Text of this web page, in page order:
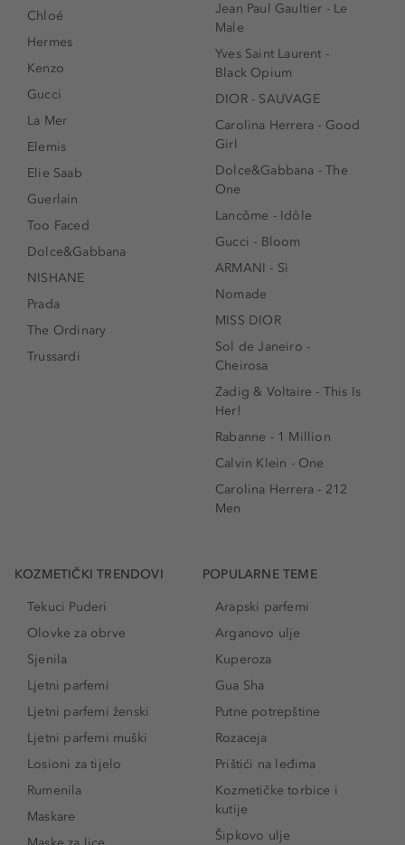
Chloé
Hermes
Kenzo
Gucci
La Mer
Elemis
Elie Saab
Guerlain
Too Faced
Dolce&Gabbana
NISHANE
Prada
The Ordinary
Trussardi
Jean Paul Gaultier - Le
Male
Yves Saint Laurent -
Black Opium
DIOR - SAUVAGE
Carolina Herrera - Good
Girl
Dolce&Gabbana - The
One
Lancôme - Idôle
Gucci - Bloom
ARMANI - Sì
Nomade
MISS DIOR
Sol de Janeiro -
Cheirosa
Zadig & Voltaire - This Is
Her!
Rabanne - 1 Million
Calvin Klein - One
Carolina Herrera - 212
Men
KOZMETIČKI TRENDOVI
Tekuci Puderi
Olovke za obrve
Sjenila
Ljetni parfemi
Ljetni parfemi ženski
Ljetni parfemi muški
Losioni za tijelo
Rumenila
Maskare
POPULARNE TEME
Arapski parfemi
Arganovo ulje
Kuperoza
Gua Sha
Putne potrepštine
Rozaceja
Prištići na leđima
Kozmetičke torbice i
kutije
Šipkovo ulje